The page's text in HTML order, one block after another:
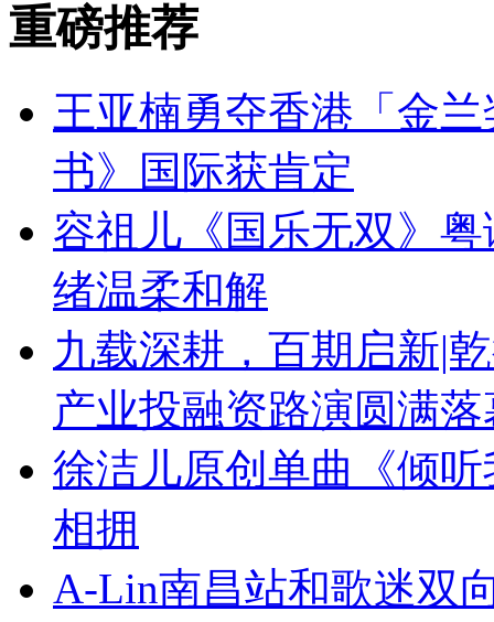
重磅推荐
王亚楠勇夺香港「金
书》国际获肯定
容祖儿《国乐无双》
绪温柔和解
九载深耕，百期启新|
产业投融资路演圆满落
徐洁儿原创单曲《倾
相拥
A-Lin南昌站和歌迷双